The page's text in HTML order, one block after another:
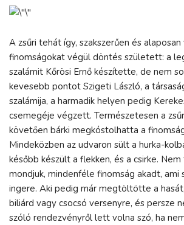
A zsűri tehát így, szakszerűen és
finomságokat végül döntés született: a
szalámit Kőrösi Ernő készítette, de nem
kevesebb pontot Szigeti László, a
szalámija, a harmadik helyen pedig
csemegéje végzett. Természetesen a
követően bárki megkóstolhatta a
Mindeközben az udvaron sült a hurka-
később készült a flekken, és a csirke.
mondjuk, mindenféle finomság akadt, ami
ingere. Aki pedig már megtöltötte a
biliárd vagy csocsó versenyre, és persze
szóló rendezvényről lett volna szó, ha